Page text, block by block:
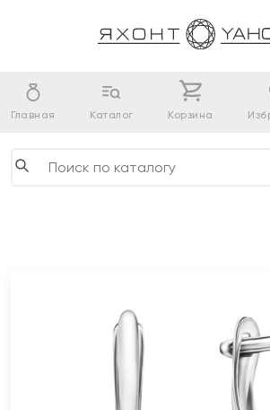
Главная Каталог Корзина